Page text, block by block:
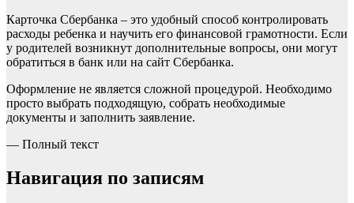
Карточка Сбербанка – это удобный способ контролировать
расходы ребенка и научить его финансовой грамотности. Если
у родителей возникнут дополнительные вопросы, они могут
обратиться в банк или на сайт Сбербанка.
Оформление не является сложной процедурой. Необходимо
просто выбрать подходящую, собрать необходимые
документы и заполнить заявление.
— Полный текст
Навигация по записям